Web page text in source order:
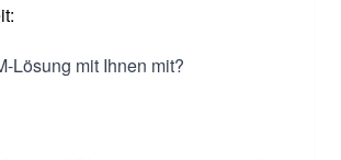
Lösung mit Ihnen mit?